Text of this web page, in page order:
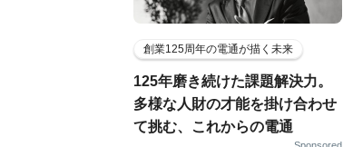
創業125周年の電通が描く未来
125年磨き続けた課題解決力。
多様な人財の才能を掛け合わせ
て挑む、これからの電通